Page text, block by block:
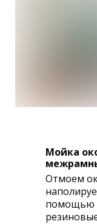
Мойка
Отмоем
помощью